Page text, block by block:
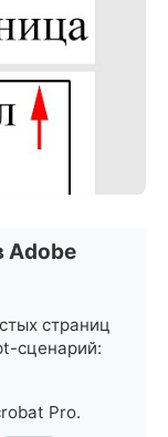
Adobe
страниц
сценарий:
Pro.